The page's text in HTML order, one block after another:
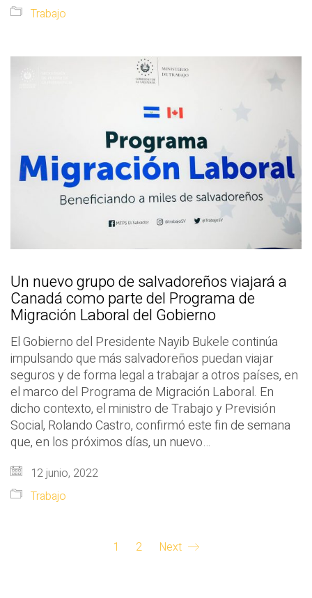
Trabajo
Un nuevo grupo de salvadoreños viajará a
Canadá como parte del Programa de
Migración Laboral del Gobierno
El Gobierno del Presidente Nayib Bukele continúa
impulsando que más salvadoreños puedan viajar
seguros y de forma legal a trabajar a otros países, en
el marco del Programa de Migración Laboral. En
dicho contexto, el ministro de Trabajo y Previsión
Social, Rolando Castro, confirmó este fin de semana
que, en los próximos días, un nuevo…
12 junio, 2022
Trabajo
1 2 Next